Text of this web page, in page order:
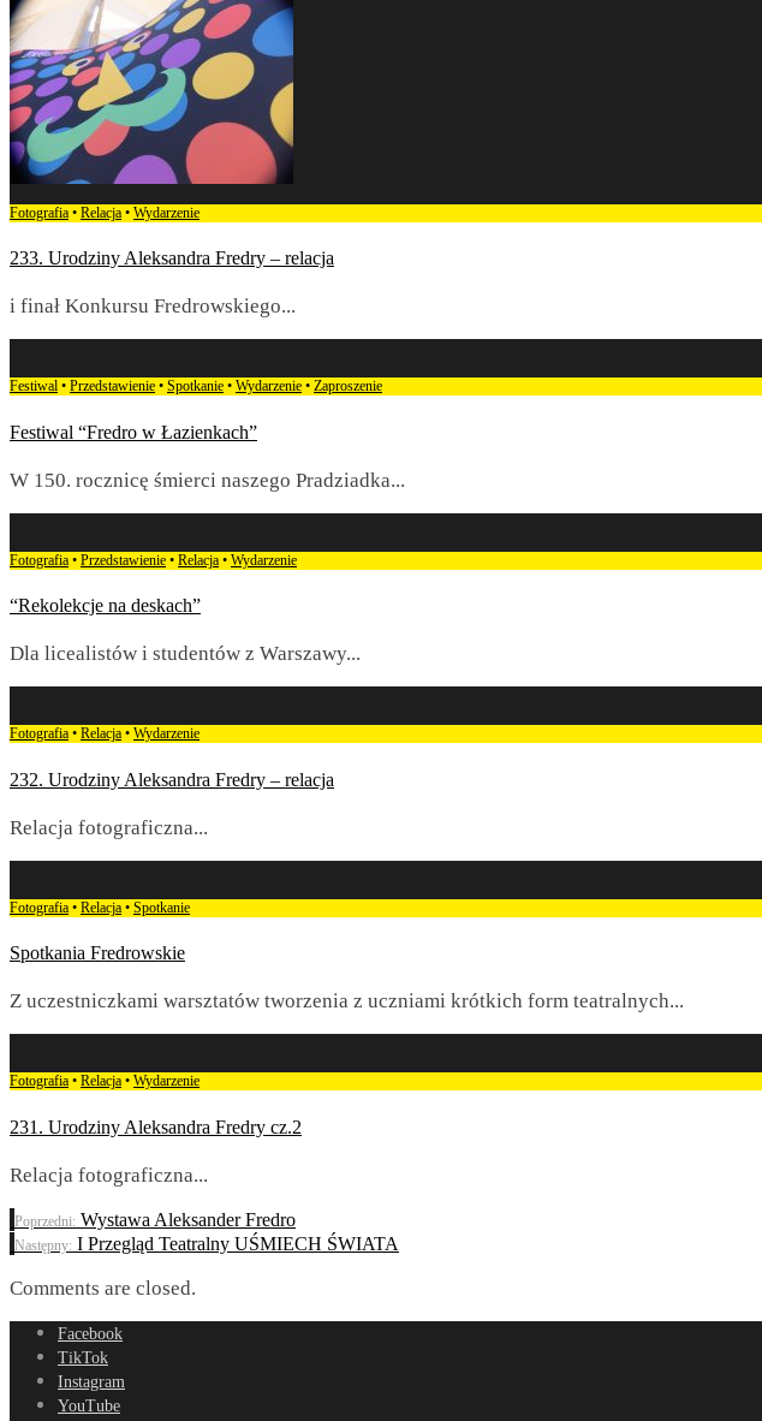
Fotografia • Relacja • Wydarzenie
233. Urodziny Aleksandra Fredry – relacja
i finał Konkursu Fredrowskiego...
Festiwal • Przedstawienie • Spotkanie • Wydarzenie • Zaproszenie
Festiwal “Fredro w Łazienkach”
W 150. rocznicę śmierci naszego Pradziadka...
Fotografia • Przedstawienie • Relacja • Wydarzenie
“Rekolekcje na deskach”
Dla licealistów i studentów z Warszawy...
Fotografia • Relacja • Wydarzenie
232. Urodziny Aleksandra Fredry – relacja
Relacja fotograficzna...
Fotografia • Relacja • Spotkanie
Spotkania Fredrowskie
Z uczestniczkami warsztatów tworzenia z uczniami krótkich form teatralnych...
Fotografia • Relacja • Wydarzenie
231. Urodziny Aleksandra Fredry cz.2
Relacja fotograficzna...
Poprzedni: Wystawa Aleksander Fredro
Następny: I Przegląd Teatralny UŚMIECH ŚWIATA
Comments are closed.
Facebook
TikTok
Instagram
YouTube